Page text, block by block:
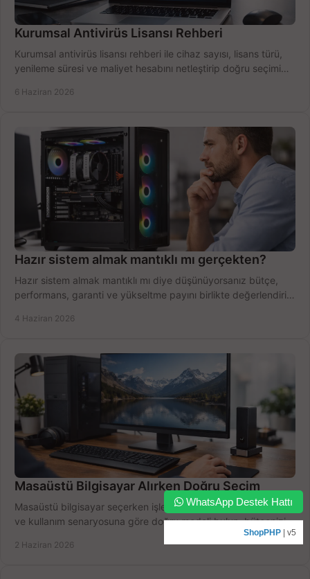
Kurumsal Antivirüs Lisansı Rehberi
Kurumsal antivirüs lisansı rehberi ile cihaz sayısı, lisans türü,
yenileme süresi ve maliyet hesabını netleştirip doğru seçimi
6 Haziran 2026
Hazır sistem almak mantıklı mı gerçekten?
Hazır sistem almak mantıklı mı diye düşünüyorsanız bütçe,
performans, garanti ve yükseltme payını birlikte değerlendirin,
4 Haziran 2026
Masaüstü Bilgisayar Alırken Doğru Seçim
Masaüstü bilgisayar seçerken işlemci, RAM, SSD, ekran kartı
ve kullanım senaryosuna göre doğru modeli bulun, bütçenizi
2 Haziran 2026
WhatsApp Destek Hattı
ShopPHP | v5